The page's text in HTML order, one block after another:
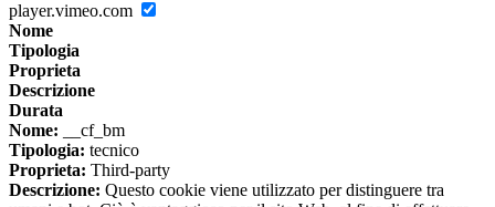
player.vimeo.com
Nome
Tipologia
Proprieta
Descrizione
Durata
Nome: __cf_bm
Tipologia: tecnico
Proprieta: Third-party
Descrizione: Questo cookie viene utilizzato per distinguere tra